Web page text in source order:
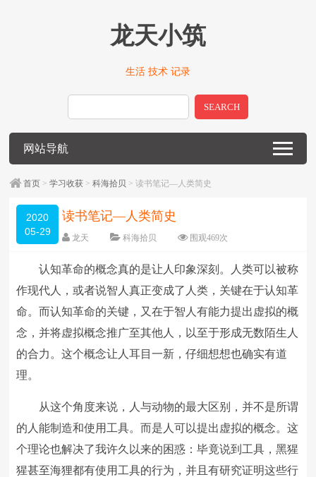
龙天小筑
生活 技术 记录
SEARCH
网站导航
首页 >学习收获 >科海拾贝 > 读书笔记—人类简史
2020
05-29
读书笔记—人类简史
龙天 科海拾贝 围观469次
字体：大 中 小
认知革命的概念真的是让人印象深刻。人类可以被称
作现代人，或者说智人真正变成了人类，关键在于认知革
命。而认知革命的关键，又在于智人有能力提出虚拟的概
念，并将虚拟概念推广至其他人，以至于形成无数陌生人
的合力。这个概念让人耳目一新，仔细想想也确实有道
理。
从这个角度来说，人与动物的最大区别，并不是所谓
的人能制造和使用工具。而是人可以提出虚拟的概念。这
个理论也解决了我许久以来的困惑：毕竟说到工具，黑猩
猩甚至海狸都有使用工具的行为，并且有研究证明这些行